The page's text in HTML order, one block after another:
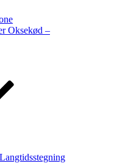
Oksekød –